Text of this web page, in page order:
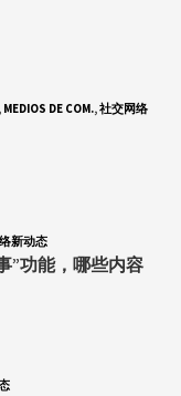
, MEDIOS DE COM.,社交网络
新动态
”功能，哪些内容